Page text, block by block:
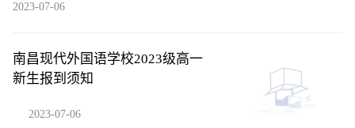
2023-07-06
南昌现代外国语学校2023级高一
新生报到须知
2023-07-06